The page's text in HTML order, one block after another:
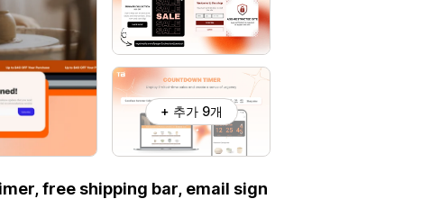
+ 추가 9개
free shipping bar, email sign